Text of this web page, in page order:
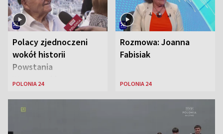
Polacy zjednoczeni
wokół historii
Powstania
Warszawskiego
POLONIA 24
Rozmowa: Joanna
Fabisiak
POLONIA 24